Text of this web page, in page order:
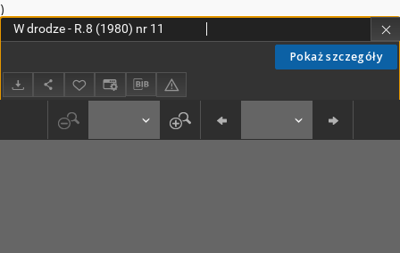
)
Pokaż szczegóły
W drodze - R.8 (1980) nr 11